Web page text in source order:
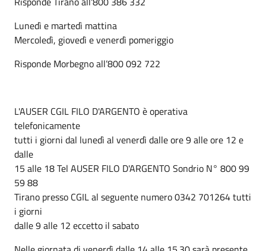
Lunedì e martedì mattina
Mercoledì, giovedì e venerdì pomeriggio
Risponde Morbegno all’800 092 722
L'AUSER CGIL FILO D'ARGENTO è operativa
telefonicamente
tutti i giorni dal lunedì al venerdì dalle ore 9 alle ore 12 e
dalle
15 alle 18 Tel AUSER FILO D'ARGENTO Sondrio N° 800 99
59 88
Tirano presso CGIL al seguente numero 0342 701264 tutti
i giorni
dalle 9 alle 12 eccetto il sabato